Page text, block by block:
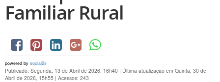
Familiar Rural
powered by social2s
Publicado: Segunda, 13 de Abril de 2026, 16h40 | Última atualização em Quinta, 30 de
Abril de 2026, 15h55 | Acessos: 243